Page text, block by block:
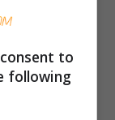
si
to
following